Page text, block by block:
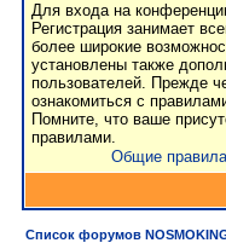
Для входа на
Регистрация занимает
более широкие
установлены также
пользователей. Прежде
ознакомиться с
Помните, что ваше
правилами.
Общие правила
Список форумов